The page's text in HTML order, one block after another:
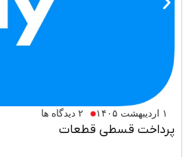
۱ اردیبهشت ۱۴۰۵ ۲ دیدگاه ها
پرداخت قسطی قطعات